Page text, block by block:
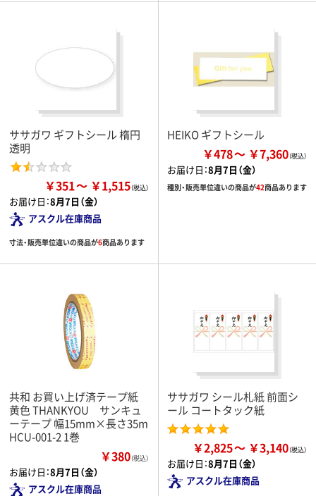
ササガワ ギフトシール 楕円
透明
￥351 ￥1,515
お届け日：8月7日（金）
アスクル在庫商品
寸法・販売単位違いの商品が6商品あります
HEIKO ギフトシール
￥478 ￥7,360
お届け日：8月7日（金）
種別・販売単位違いの商品が42商品あります
共和 お買い上げ済テープ紙
黄色 THANKYOU サンキュ
ーテープ 幅15mm×長さ35m
HCU-001-2 1巻
￥380（税込）
お届け日：8月7日（金）
アスクル在庫商品
ササガワ シール札紙 前面シ
ール コートタック紙
￥2,825 ￥3,140
お届け日：8月7日（金）
アスクル在庫商品